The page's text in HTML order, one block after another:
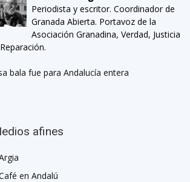
Periodista y escritor. Coordinador de
Granada Abierta. Portavoz de la
Asociación Granadina, Verdad, Justicia
bala fue para Andalucía entera
afines
en Andalú